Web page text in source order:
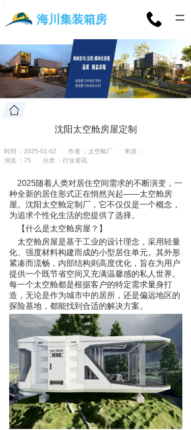
海川集装箱房 =
沈阳太空舱房屋定制
时间 ：2025-01-02 作者 ：太空舱厂
来源：
浏览 ： 75 分类 ：行业资讯
2025随着人类对居住空间需求的不断演变，一
种全新的居住形式正在悄然兴起——太空舱房
屋。沈阳太空舱定制厂，它不仅仅是一个概念，
为追求个性化生活的您提供了选择。
【什么是太空舱房屋？】
太空舱房屋是基于工业的设计理念，采用轻量
化、强度材料构建而成的小型居住单元。其外形
紧凑而流畅，内部结构则高度优化，旨在为用户
提供一个既节省空间又充满温馨感的私人世界。
每一个太空舱都是根据客户的特定需求量身打
造，无论是作为城市中的居所，还是偏远地区的
探险基地，都能找到合适的解决方案。